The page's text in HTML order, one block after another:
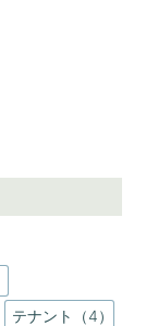
テナント（4）